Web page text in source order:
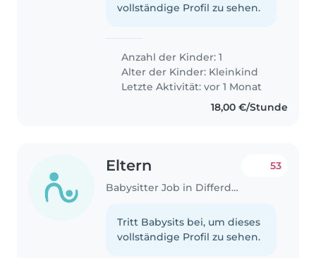
vollständige Profil zu sehen.
Anzahl der Kinder: 1
Alter der Kinder: Kleinkind
Letzte Aktivität: vor 1 Monat
18,00 €/Stunde
Eltern
Babysitter Job in Differdange
53
Tritt Babysits bei, um dieses
vollständige Profil zu sehen.